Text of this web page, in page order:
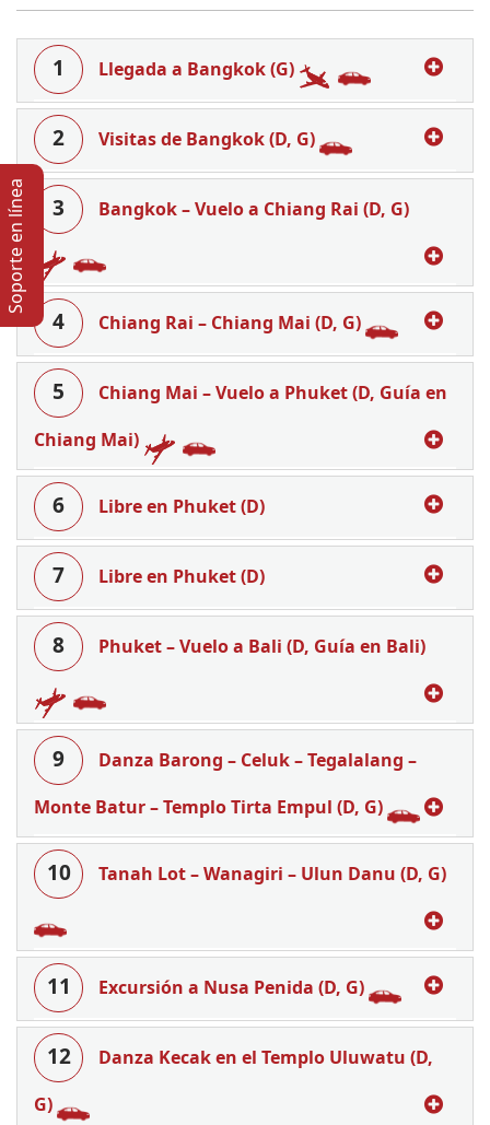
1 Llegada a Bangkok (G)
2 Visitas de Bangkok (D, G)
3 Bangkok – Vuelo a Chiang Rai (D, G)
4 Chiang Rai – Chiang Mai (D, G)
5
Chiang Mai – Vuelo a Phuket (D, Guía en
Chiang Mai)
6 Libre en Phuket (D)
7 Libre en Phuket (D)
8 Phuket – Vuelo a Bali (D, Guía en Bali)
9
Danza Barong – Celuk – Tegalalang –
Monte Batur – Templo Tirta Empul (D, G)
10 Tanah Lot – Wanagiri – Ulun Danu (D, G)
11 Excursión a Nusa Penida (D, G)
12
Danza Kecak en el Templo Uluwatu (D,
G)
Soporte en lí­nea